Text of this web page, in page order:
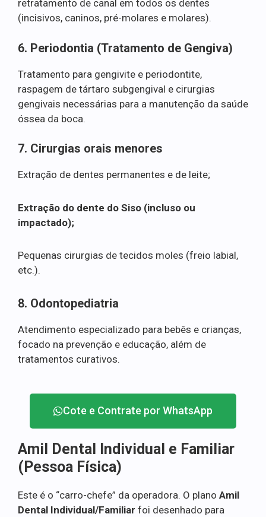
retratamento de canal em todos os dentes
(incisivos, caninos, pré-molares e molares).
6. Periodontia (Tratamento de Gengiva)
Tratamento para gengivite e periodontite,
raspagem de tártaro subgengival e cirurgias
gengivais necessárias para a manutenção da saúde
óssea da boca.
7. Cirurgias orais menores
Extração de dentes permanentes e de leite;
Extração do dente do Siso (incluso ou
impactado);
Pequenas cirurgias de tecidos moles (freio labial,
etc.).
8. Odontopediatria
Atendimento especializado para bebês e crianças,
focado na prevenção e educação, além de
tratamentos curativos.
Cote e Contrate por WhatsApp
Amil Dental Individual e Familiar
(Pessoa Física)
Este é o “carro-chefe” da operadora. O plano Amil
Dental Individual/Familiar foi desenhado para